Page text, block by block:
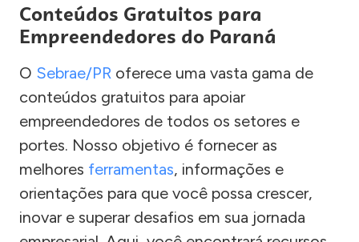
Conteúdos Gratuitos para
Empreendedores do Paraná
O Sebrae/PR oferece uma vasta gama de
conteúdos gratuitos para apoiar
empreendedores de todos os setores e
portes. Nosso objetivo é fornecer as
melhores ferramentas, informações e
orientações para que você possa crescer,
inovar e superar desafios em sua jornada